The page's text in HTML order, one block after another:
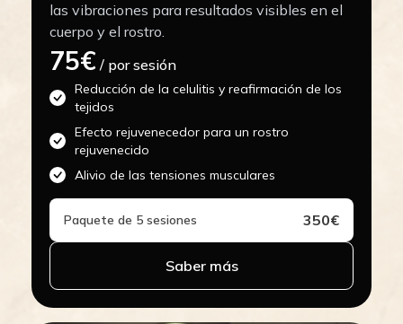
las vibraciones para resultados visibles en el
cuerpo y el rostro.
75€ / por sesión
Reducción de la celulitis y reafirmación de los
tejidos
Efecto rejuvenecedor para un rostro
rejuvenecido
Alivio de las tensiones musculares
Paquete de 5 sesiones 350€
Saber más